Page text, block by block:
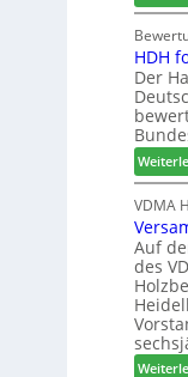
HDH
Der
VDMA
Auf
des